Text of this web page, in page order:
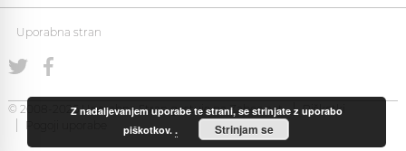
Uporabna stran
© 2008-2026 Uporabna Stran gostuje naZabec.net
Piškotki
Pogoji uporabe
Z nadaljevanjem uporabe te strani, se strinjate z uporabo
piškotkov.. Strinjam se